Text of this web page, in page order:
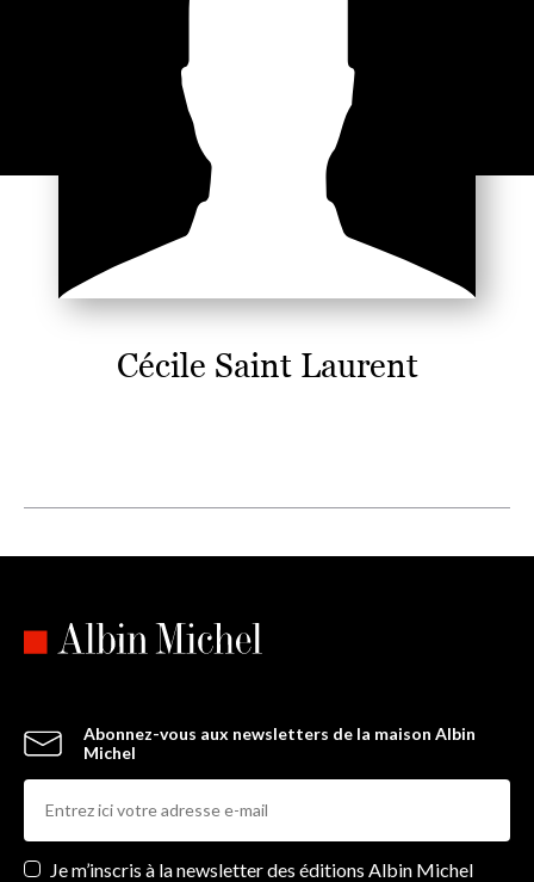
Cécile Saint Laurent
Abonnez-vous aux newsletters de la maison Albin
Michel
Newsletters
Je m’inscris à la newsletter des éditions Albin Michel